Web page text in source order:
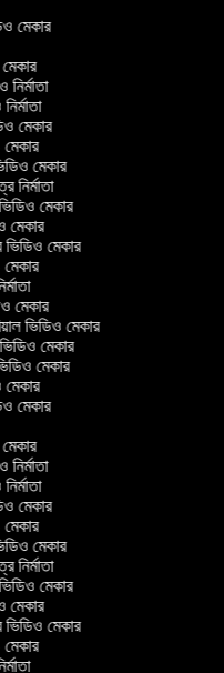
মেকার
মেকার
নির্মাতা
মেকার
মেকার
মেকার
নির্মাতা
ভিডিও মেকার
মেকার
ভিডিও মেকার
মেকার
মেকার
ভিডিও মেকার
মেকার
মেকার
মেকার
মেকার
মেকার
নির্মাতা
মেকার
মেকার
মেকার
নির্মাতা
ভিডিও মেকার
মেকার
ভিডিও মেকার
মেকার